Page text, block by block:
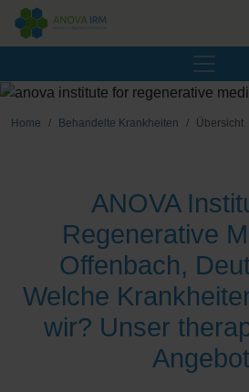
Home Behandelte Krankheiten Übersicht
ANOVA
Regenerative
Offenbach,
Welche
wir? Unser